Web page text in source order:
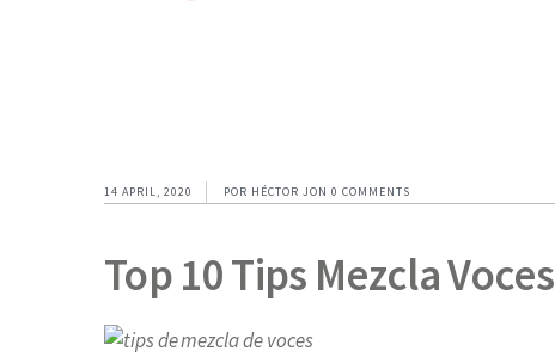
14 APRIL, 2020 POR HÉCTOR JON 0 COMMENTS
Top 10 Tips Mezcla Voces